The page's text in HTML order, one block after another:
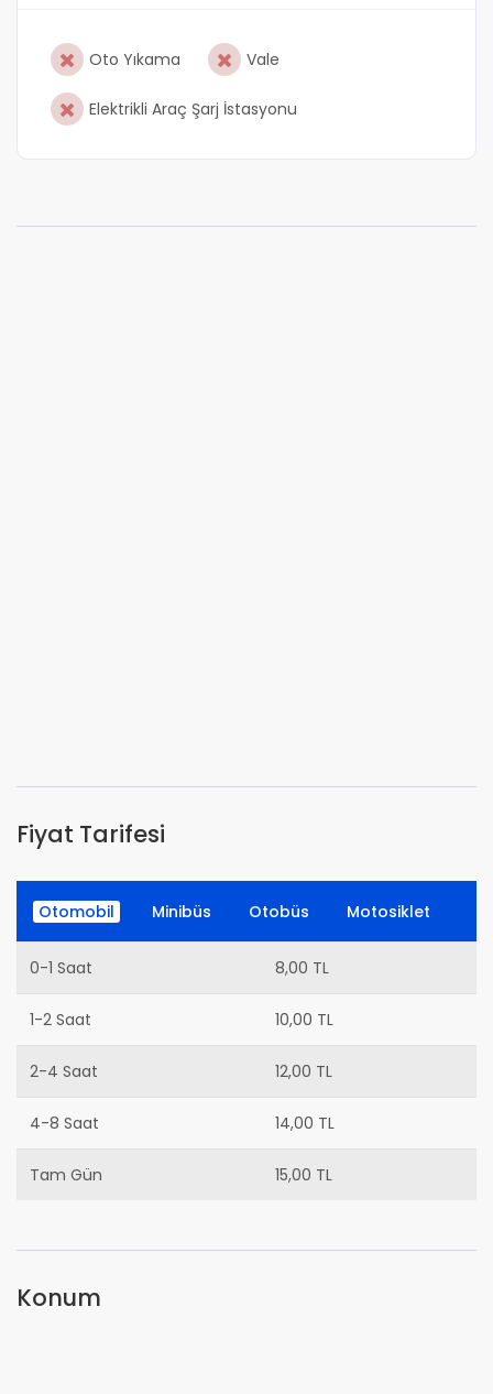
Oto Yıkama Vale
Elektrikli Araç Şarj İstasyonu
Fiyat Tarifesi
Otomobil Minibüs Otobüs Motosiklet
0-1 Saat 8,00 TL
1-2 Saat 10,00 TL
2-4 Saat 12,00 TL
4-8 Saat 14,00 TL
Tam Gün 15,00 TL
Konum